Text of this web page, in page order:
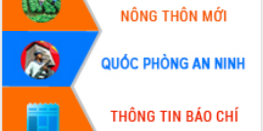
Khơi thông điểm nghẽn, đẩy nhanh
giải ngân vốn khắc phục thiên tai
HĐND tỉnh thông qua điều chỉnh Quy
hoạch tỉnh thời kỳ 2021-2030
Hội thảo góp ý hồ sơ điều chỉnh quy
hoạch tỉnh Đắk Lắk thời kỳ 2021-2030,
tầm nhìn đến năm 2050
Nâng cao hiệu quả hoạt động của các
doanh nghiệp nhà nước